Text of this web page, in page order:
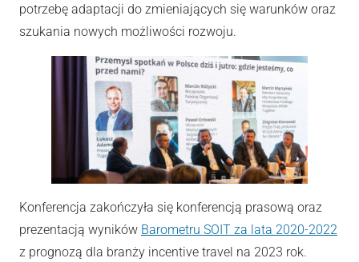
potrzebę adaptacji do zmieniających się warunków oraz
szukania nowych możliwości rozwoju.
Konferencja zakończyła się konferencją prasową oraz
prezentacją wyników Barometru SOIT za lata 2020-2022
z prognozą dla branży incentive travel na 2023 rok.